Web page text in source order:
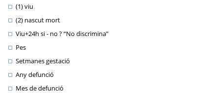
(1) viu
(2) nascut mort
Viu+24h si - no ? “No discrimina”
Pes
Setmanes gestació
Any defunció
Mes de defunció